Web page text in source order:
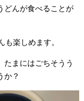
どんが食べることが
も楽しめます。
たまにはごちそうう
か？